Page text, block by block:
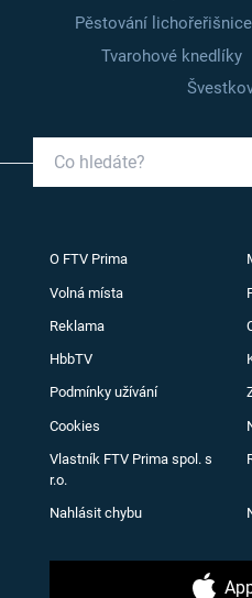
Pěstování lichořeřišnice
Tvarohové knedlíky
O FTV Prima
Volná místa
Reklama
HbbTV
Podmínky užívání
Cookies
Vlastník FTV Prima spol. s
r.o.
Nahlásit chybu